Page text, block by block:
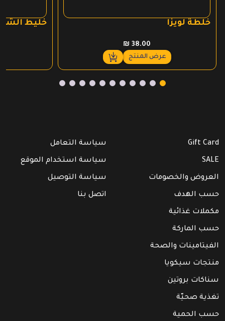
خلطة لويزا
₪ 38.00
عرض المنتج
خليط
Gift Card
SALE
العروض والخصومات
حسب الهدف
مكملات غذائية
حسب الماركة
الفيتامينات والصحة
منتجات سيكويا
سناكات بروتين
تغذية صحيّة
حسب الحمية
سياسة التعامل
سياسة استخدام الموقع
سياسة التوصيل
اتصل بنا